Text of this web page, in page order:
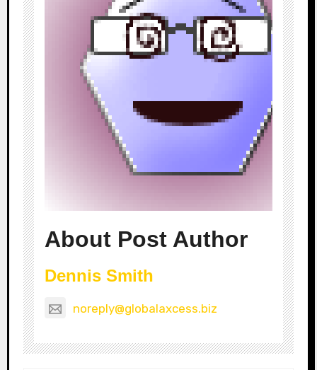
About Post Author
Dennis Smith
noreply@globalaxcess.biz